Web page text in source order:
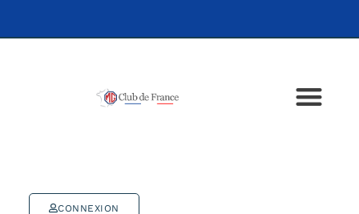
CONNEXION